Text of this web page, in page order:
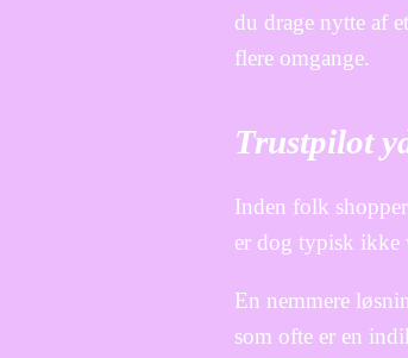
du drage nytte af
flere omgange.
Trustpilot
Inden folk
er dog typisk ikke
En nemmere
som ofte er en